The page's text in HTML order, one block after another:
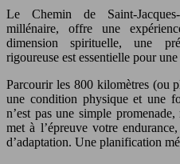
Le Chemin de Saint-
millénaire, offre une
dimension spirituelle, une
rigoureuse est essentielle pour
Parcourir les 800 kilomètres (ou
une condition physique et une
n’est pas une simple
met à l’épreuve votre
d’adaptation. Une planification